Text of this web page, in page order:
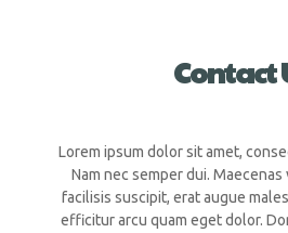
Contact
Lorem ipsum dolor sit amet,
Nam nec semper dui.
facilisis suscipit, erat augue
efficitur arcu quam eget dolor.